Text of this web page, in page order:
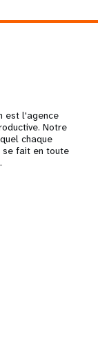
est l'agence
Notre
chaque
se fait en toute